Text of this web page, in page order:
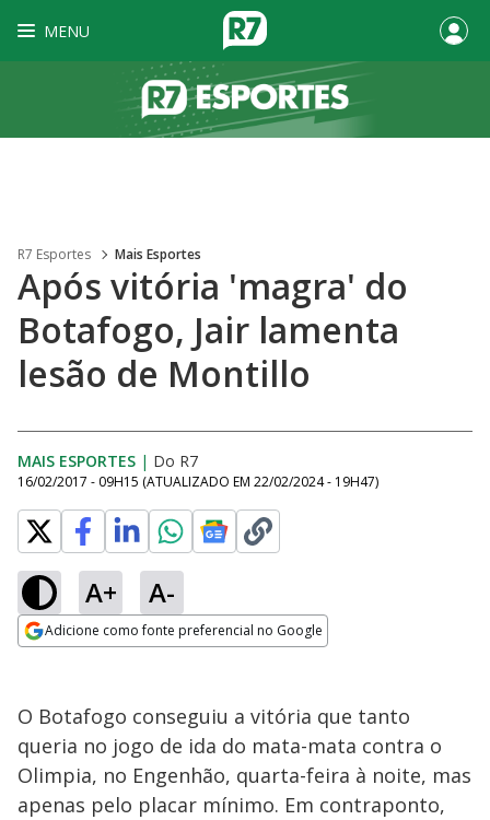
MENU
R7 Esportes Mais Esportes
Após vitória 'magra' do
Botafogo, Jair lamenta
lesão de Montillo
MAIS ESPORTES | Do R7
16/02/2017 - 09H15 (ATUALIZADO EM 22/02/2024 - 19H47)
A+ A-
Adicione como fonte preferencial no Google
O Botafogo conseguiu a vitória que tanto
queria no jogo de ida do mata-mata contra o
Olimpia, no Engenhão, quarta-feira à noite, mas
apenas pelo placar mínimo. Em contraponto,